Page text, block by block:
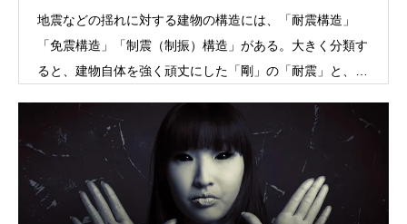
地震などの揺れに対する建物の構造には、「耐震構造」
「免震構造」「制震（制振）構造」がある。大きく分類す
ると、建物自体を強く頑丈にした「剛」の「耐震」と、振